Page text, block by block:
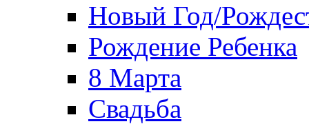
Новый Год/
Рождение Ребенка
8 Марта
Свадьба